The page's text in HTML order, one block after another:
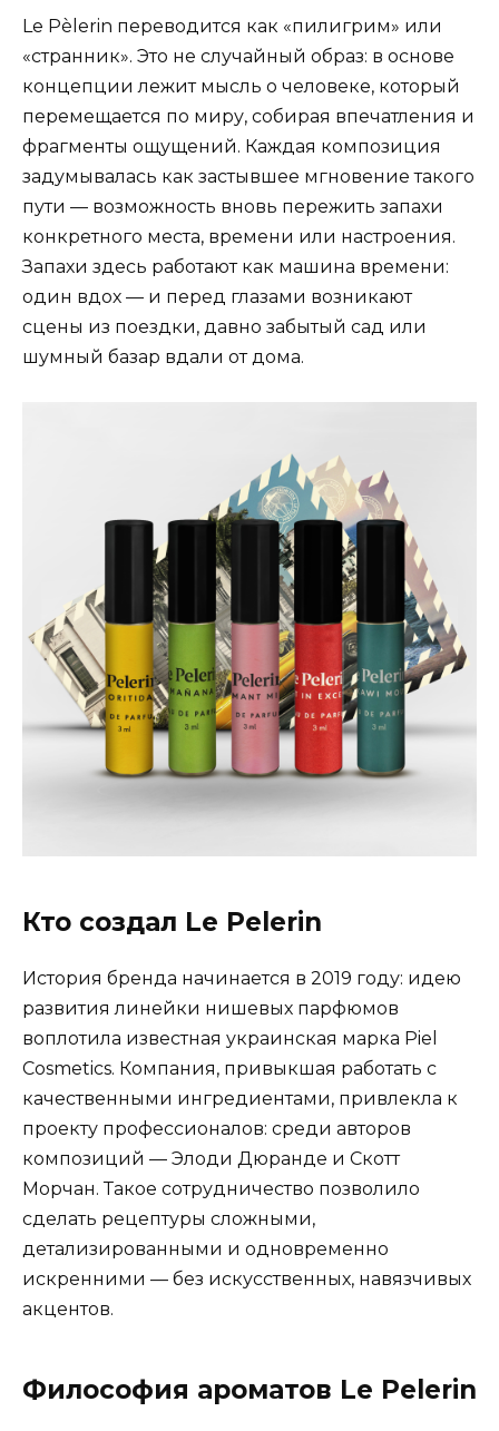
Le Pèlerin переводится как «пилигрим» или
«странник». Это не случайный образ: в основе
концепции лежит мысль о человеке, который
перемещается по миру, собирая впечатления и
фрагменты ощущений. Каждая композиция
задумывалась как застывшее мгновение такого
пути — возможность вновь пережить запахи
конкретного места, времени или настроения.
Запахи здесь работают как машина времени:
один вдох — и перед глазами возникают
сцены из поездки, давно забытый сад или
шумный базар вдали от дома.
Кто создал Le Pelerin
История бренда начинается в 2019 году: идею
развития линейки нишевых парфюмов
воплотила известная украинская марка Piel
Cosmetics. Компания, привыкшая работать с
качественными ингредиентами, привлекла к
проекту профессионалов: среди авторов
композиций — Элоди Дюранде и Скотт
Морчан. Такое сотрудничество позволило
сделать рецептуры сложными,
детализированными и одновременно
искренними — без искусственных, навязчивых
акцентов.
Философия ароматов Le Pelerin